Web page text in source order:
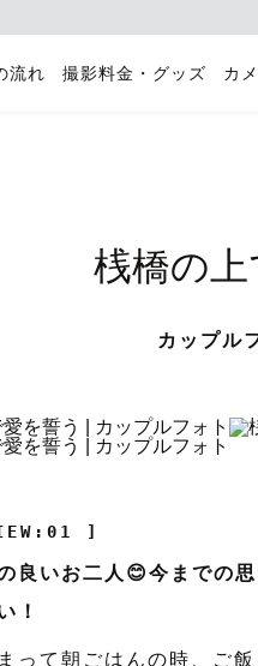
流れ 撮影料金・グッズ カ
桟橋の上
カップル
]
良いお二人😊今までの
！
って朝ごはんの時、ご